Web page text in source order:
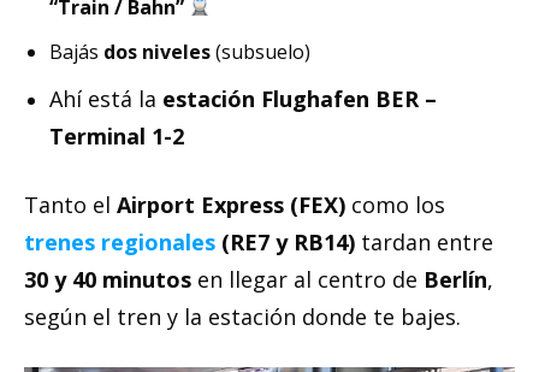
“Train / Bahn”
Bajás dos niveles(subsuelo)
Ahí está la estación Flughafen BER –
Terminal 1-2
Tanto el Airport Express (FEX) como los
trenes regionales (RE7 y RB14) tardan entre
30 y 40 minutos en llegar al centro de Berlín,
según el tren y la estación donde te bajes.